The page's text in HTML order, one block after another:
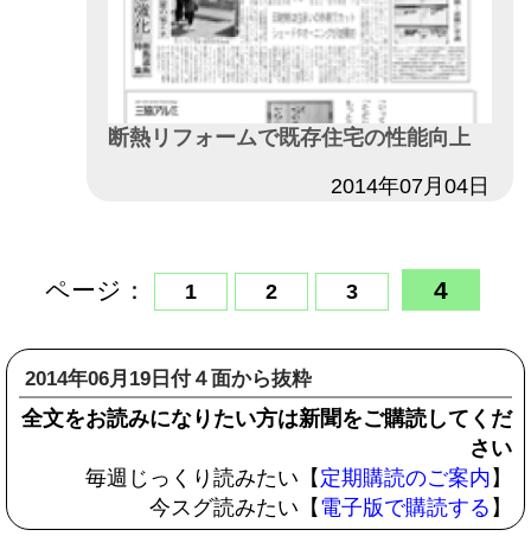
断熱リフォームで既存住宅の性能向上
2014年07月04日
ページ： 1 2 3 4
2014年06月19日付４面から抜粋
全文をお読みになりたい方は新聞をご購読してくだ
さい
毎週じっくり読みたい【 定期購読のご案内 】
今スグ読みたい【 電子版で購読する 】